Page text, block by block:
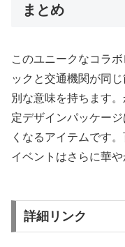
まとめ
このユニークなコラ
ックと交通機関が同
別な意味を持ちます
定デザインパッケー
くなるアイテムです
イベントはさらに華や
詳細リンク